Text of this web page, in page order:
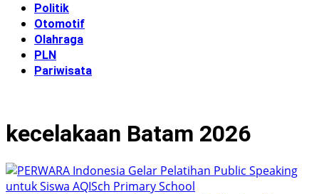
Politik
Otomotif
Olahraga
PLN
Pariwisata
kecelakaan Batam 2026